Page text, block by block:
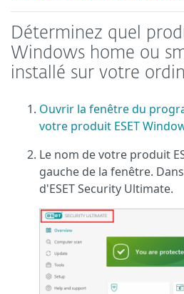
Déterminez quel
Windows home ou
installé sur votre
Ouvrir la fenêtre du
votre produit ESET
Le nom de votre produit
gauche de la fenêtre.
d'ESET Security Ultimate.